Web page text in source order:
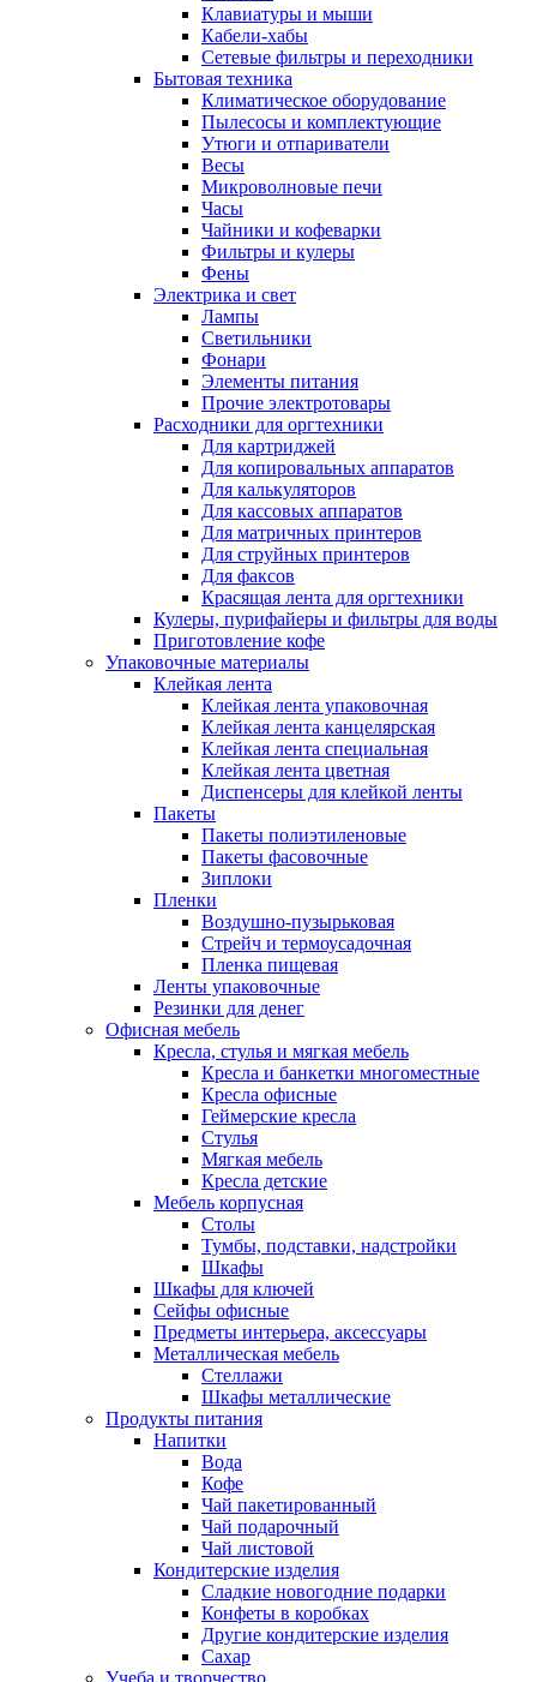
Клавиатуры и мыши
Кабели-хабы
Сетевые фильтры и переходники
Бытовая техника
Климатическое оборудование
Пылесосы и комплектующие
Утюги и отпариватели
Весы
Микроволновые печи
Часы
Чайники и кофеварки
Фильтры и кулеры
Фены
Электрика и свет
Лампы
Светильники
Фонари
Элементы питания
Прочие электротовары
Расходники для оргтехники
Для картриджей
Для копировальных аппаратов
Для калькуляторов
Для кассовых аппаратов
Для матричных принтеров
Для струйных принтеров
Для факсов
Красящая лента для оргтехники
Кулеры, пурифайеры и фильтры для воды
Приготовление кофе
Упаковочные материалы
Клейкая лента
Клейкая лента упаковочная
Клейкая лента канцелярская
Клейкая лента специальная
Клейкая лента цветная
Диспенсеры для клейкой ленты
Пакеты
Пакеты полиэтиленовые
Пакеты фасовочные
Зиплоки
Пленки
Воздушно-пузырьковая
Стрейч и термоусадочная
Пленка пищевая
Ленты упаковочные
Резинки для денег
Офисная мебель
Кресла, стулья и мягкая мебель
Кресла и банкетки многоместные
Кресла офисные
Геймерские кресла
Стулья
Мягкая мебель
Кресла детские
Мебель корпусная
Столы
Тумбы, подставки, надстройки
Шкафы
Шкафы для ключей
Сейфы офисные
Предметы интерьера, аксессуары
Металлическая мебель
Стеллажи
Шкафы металлические
Продукты питания
Напитки
Вода
Кофе
Чай пакетированный
Чай подарочный
Чай листовой
Кондитерские изделия
Сладкие новогодние подарки
Конфеты в коробках
Другие кондитерские изделия
Сахар
Учеба и творчество